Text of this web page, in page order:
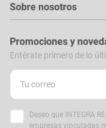
Sobre nosotros
Promociones y
Entérate primero de lo
Deseo que INTEGRA
empresas vinculadas